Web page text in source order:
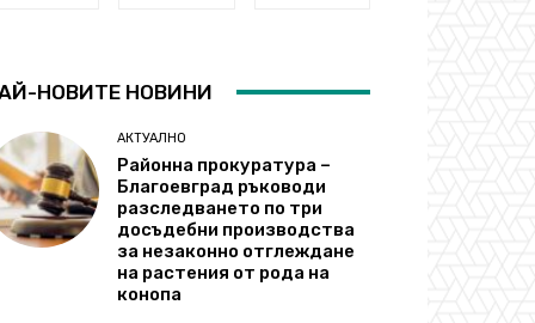
НОВИТЕ НОВИНИ
АКТУАЛНО
Районна прокуратура –
Благоевград ръководи
разследването по три
досъдебни производства
за незаконно отглеждане
на растения от рода на
конопа